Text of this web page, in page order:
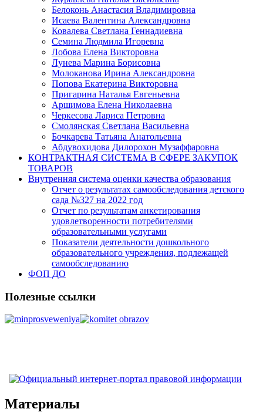
Белоконь Анастасия Владимировна
Исаева Валентина Александровна
Ковалева Светлана Геннадиевна
Семина Людмила Игоревна
Лобова Елена Викторовна
Лунева Марина Борисовна
Молоканова Ирина Александровна
Попова Екатерина Викторовна
Пригарина Наталья Евгеньевна
Аршимова Елена Николаевна
Черкесова Лариса Петровна
Смолянская Светлана Васильевна
Бочкарева Татьяна Анатольевна
Абдувохидова Дилорохон Музаффаровна
КОНТРАКТНАЯ СИСТЕМА В СФЕРЕ ЗАКУПОК
ТОВАРОВ
Внутренняя система оценки качества образования
Отчет о результатах самообследования детского
сада №327 на 2022 год
Отчет по результатам анкетирования
удовлетворенности потребителями
образовательными услугами
Показатели деятельности дошкольного
образовательного учреждения, подлежащей
самообследованию
ФОП ДО
Полезные ссылки
Материалы